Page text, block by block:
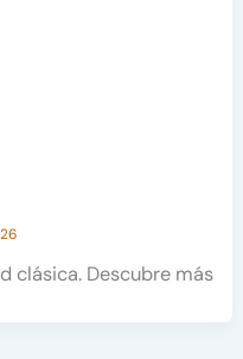
clásica. Descubre más